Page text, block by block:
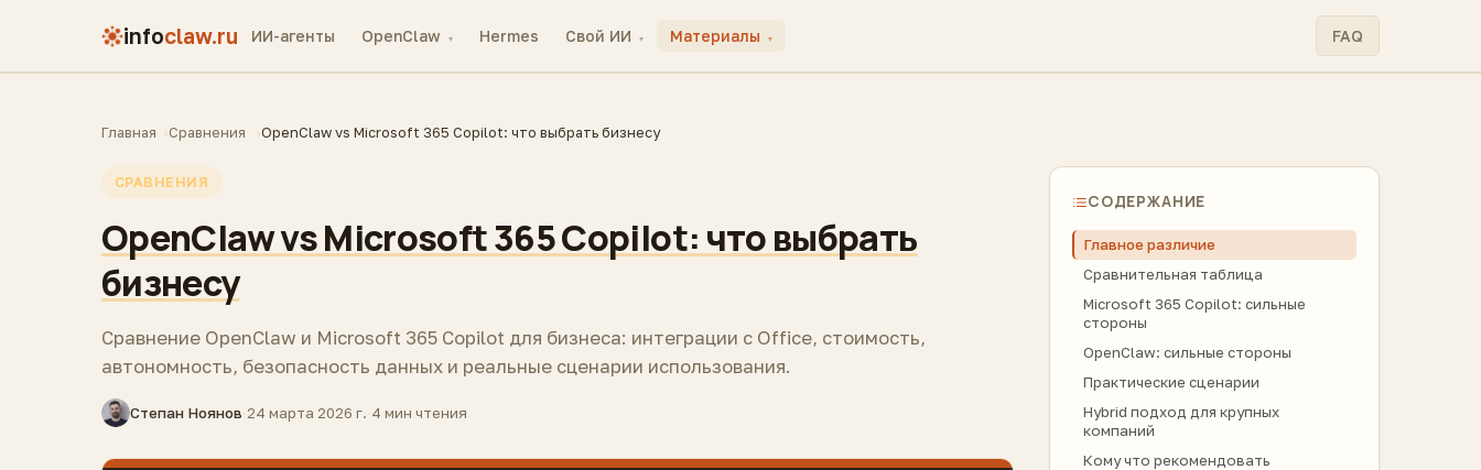
infoclaw.ru ИИ-агенты OpenClaw ▾ Hermes Свой ИИ ▾ Материалы ▾ FAQ
Главная Сравнения OpenClaw vs Microsoft 365 Copilot: что выбрать бизнесу
СРАВНЕНИЯ
OpenClaw vs Microsoft 365 Copilot: что выбрать
бизнесу
Сравнение OpenClaw и Microsoft 365 Copilot для бизнеса: интеграции с Office, стоимость,
автономность, безопасность данных и реальные сценарии использования.
Степан Ноянов·24 марта 2026 г.·4 мин чтения
СОДЕРЖАНИЕ
Главное различие
Сравнительная таблица
Microsoft 365 Copilot: сильные
стороны
OpenClaw: сильные стороны
Практические сценарии
Hybrid подход для крупных
компаний
Кому что рекомендовать